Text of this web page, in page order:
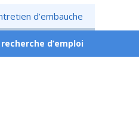
d’embauche
d’emploi